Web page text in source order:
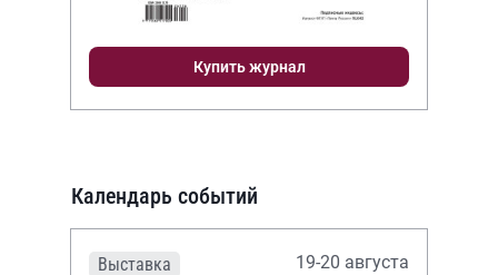
Купить журнал
Календарь событий
Выставка 19-20 августа